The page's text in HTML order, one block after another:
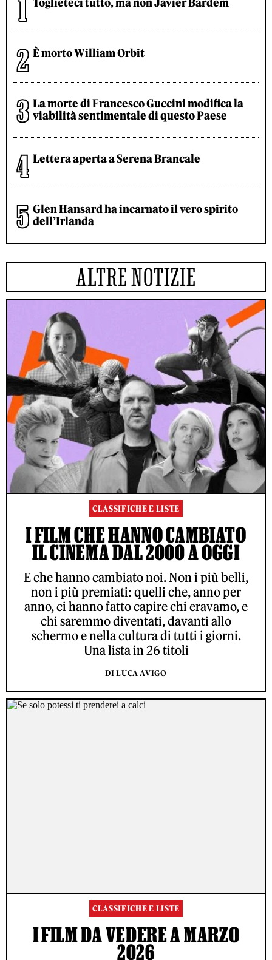
Toglieteci tutto, ma non Javier Bardem
È morto William Orbit
La morte di Francesco Guccini modifica la
viabilità sentimentale di questo Paese
Lettera aperta a Serena Brancale
Glen Hansard ha incarnato il vero spirito
dell’Irlanda
ALTRE NOTIZIE
CLASSIFICHE E LISTE
I FILM CHE HANNO CAMBIATO
IL CINEMA DAL 2000 A OGGI
E che hanno cambiato noi. Non i più belli,
non i più premiati: quelli che, anno per
anno, ci hanno fatto capire chi eravamo, e
chi saremmo diventati, davanti allo
schermo e nella cultura di tutti i giorni.
Una lista in 26 titoli
DI LUCA AVIGO
CLASSIFICHE E LISTE
I FILM DA VEDERE A MARZO
2026